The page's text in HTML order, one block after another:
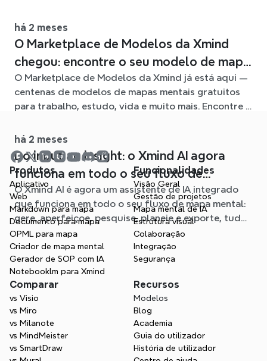
há 2 meses
O Marketplace de Modelos da Xmind
chegou: encontre o seu modelo de mapa
mental para qualquer situação
O Marketplace de Modelos da Xmind já está aqui —
centenas de modelos de mapas mentais gratuitos
para trabalho, estudo, vida e muito mais. Encontre o
há 2 meses
Do input ao insight: o Xmind AI agora
funciona em todo o seu fluxo de
trabalho de mapas mentais
O Xmind AI é agora um assistente de IA integrado
que funciona em todo o seu fluxo de mapa mental:
gere, aperfeiçoe, pesquise, planeie e exporte, tudo
sem sair do seu Mapa.
Produtos
Aplicativo
Web
Markdown para mapa
Documento para mapa
OPML para mapa
Criador de mapa mental
Gerador de SOP com IA
Notebooklm para Xmind
Funcionalidades
Visão Geral
Gestão de projetos
Mapa mental de IA
Estrutura visual
Colaboração
Integração
Segurança
Comparar
vs Visio
vs Miro
vs Milanote
vs MindMeister
vs SmartDraw
Recursos
Modelos
Blog
Academia
Guia do utilizador
História de utilizador